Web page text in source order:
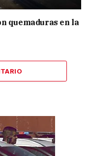
quemaduras en la